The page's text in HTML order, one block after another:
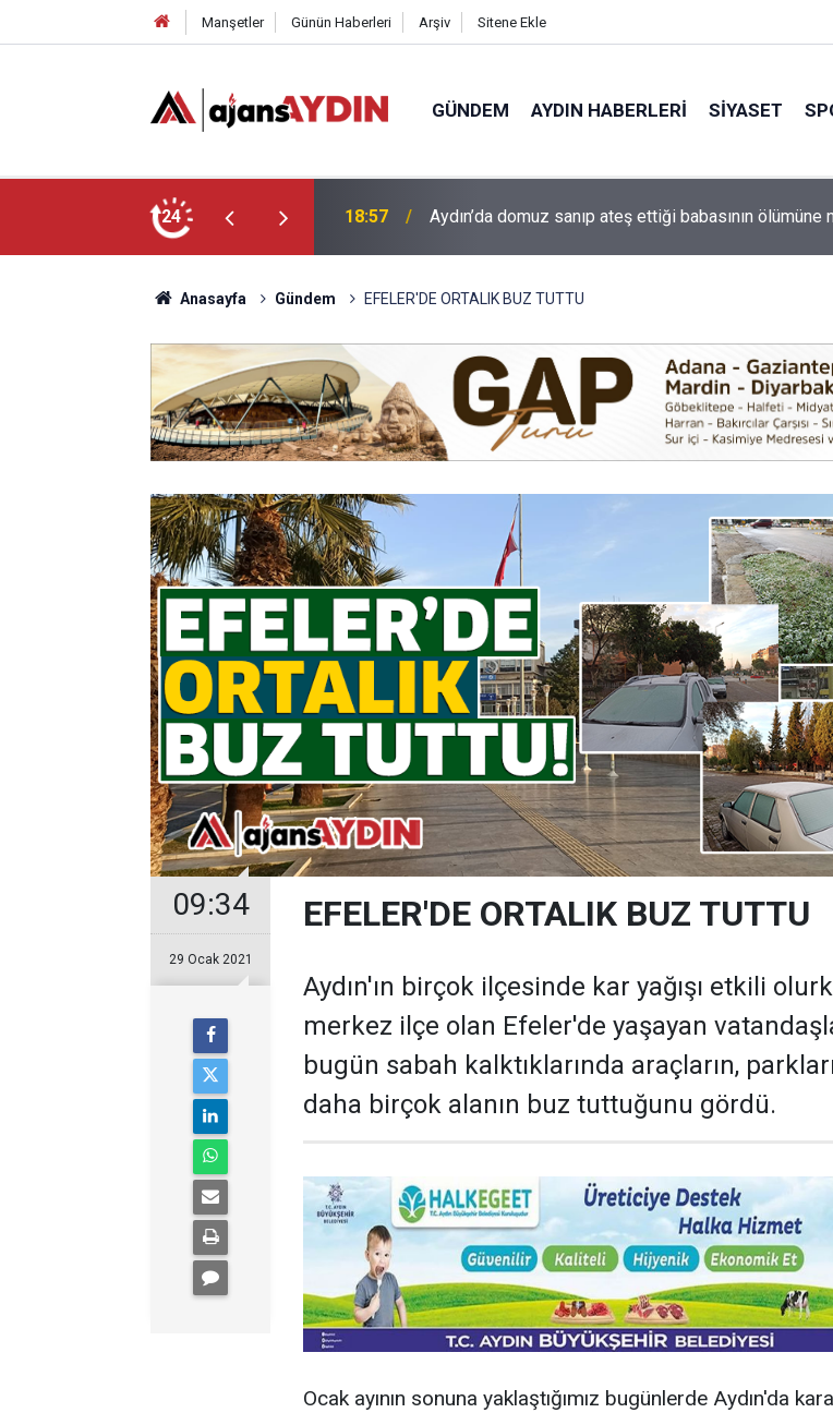
Manşetler Günün Haberleri Arşiv Sitene Ekle
GÜNDEM AYDIN HABERLERI SIYASET
24
ölümüne neden oldu 18:13 Yeni Parti'nin Aydın kurucu yönetimi belli oldu
Anasayfa Gündem EFELER'DE ORTALIK BUZ TUTTU
09:34
29 Ocak 2021
EFELER'DE ORTALIK BUZ TUTTU
Aydın'ın birçok ilçesinde kar yağışı etkili
merkez ilçe olan Efeler'de yaşayan
bugün sabah kalktıklarında araçların,
daha birçok alanın buz tuttuğunu gördü.
Ocak ayının sonuna yaklaştığımız bugünlerde Aydın'da